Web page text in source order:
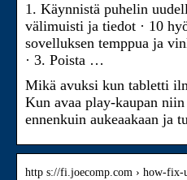
1. Käynnistä puhelin
välimuisti ja tiedot · 10
sovelluksen temppua ja
· 3. Poista …
Mikä avuksi kun tabletti
Kun avaa play-kaupan niin
ennenkuin aukeaakaan ja
http s://fi.joecomp.com › how-